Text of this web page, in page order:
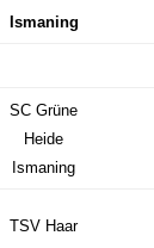
Ismaning
SC Grüne
Heide
Ismaning
TSV Haar